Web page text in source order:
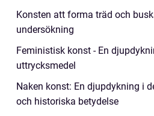
Konsten att forma träd och
undersökning
Feministisk konst - En
uttrycksmedel
Naken konst: En djupdykning i
och historiska betydelse